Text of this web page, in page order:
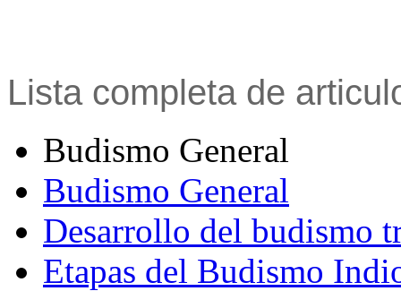
Lista completa de
Budismo General
Budismo General
Desarrollo del budismo
Etapas del Budismo